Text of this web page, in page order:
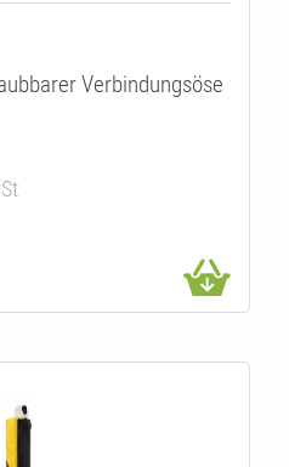
Verbindungsöse